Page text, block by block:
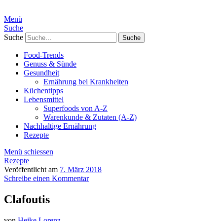
Menü
Suche
Suche
Food-Trends
Genuss & Sünde
Gesundheit
Ernährung bei Krankheiten
Küchentipps
Lebensmittel
Superfoods von A-Z
Warenkunde & Zutaten (A-Z)
Nachhaltige Ernährung
Rezepte
Menü schiessen
Rezepte
Veröffentlicht am 7. März 2018
Schreibe einen Kommentar
Clafoutis